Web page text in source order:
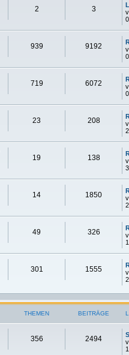
2 3
939 9192
719 6072
23 208
19 138
14 1850
49 326
301 1555
THEMEN BEITRÄGE
356 2494